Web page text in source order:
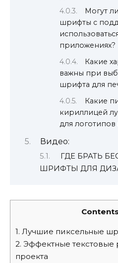
Могут
шрифты с
приложениях?
Какие
важны при
шрифта для
Какие
кириллицей
для
Видео:
ГДЕ БРАТЬ
ШРИФТЫ ДЛЯ
Contents
1. Лучшие пиксельные
2. Эффектные
проекта